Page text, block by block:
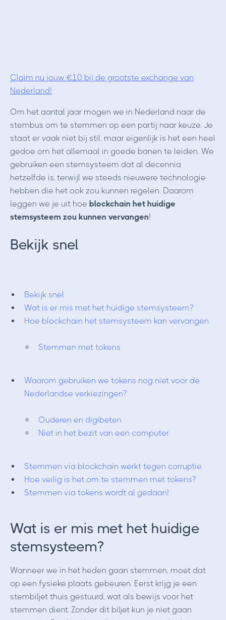
Claim nu jouw €10 bij de grootste exchange van
Nederland!
Om het aantal jaar mogen we in Nederland naar de
stembus om te stemmen op een partij naar keuze. Je
staat er vaak niet bij stil, maar eigenlijk is het een heel
gedoe om het allemaal in goede banen te leiden. We
gebruiken een stemsysteem dat al decennia
hetzelfde is, terwijl we steeds nieuwere technologie
hebben die het ook zou kunnen regelen. Daarom
leggen we je uit hoe blockchain het huidige
stemsysteem zou kunnen vervangen!
Bekijk snel
Bekijk snel
Wat is er mis met het huidige stemsysteem?
Hoe blockchain het stemsysteem kan vervangen
Stemmen met tokens
Waarom gebruiken we tokens nog niet voor de
Nederlandse verkiezingen?
Ouderen en digibeten
Niet in het bezit van een computer
Stemmen via blockchain werkt tegen corruptie
Hoe veilig is het om te stemmen met tokens?
Stemmen via tokens wordt al gedaan!
Wat is er mis met het huidige
stemsysteem?
Wanneer we in het heden gaan stemmen, moet dat
op een fysieke plaats gebeuren. Eerst krijg je een
stembiljet thuis gestuurd, wat als bewijs voor het
stemmen dient. Zonder dit biljet kun je niet gaan